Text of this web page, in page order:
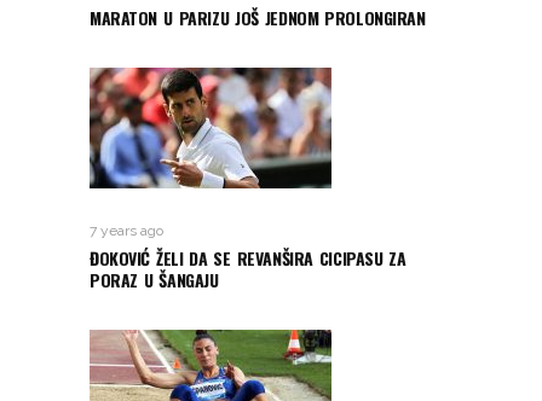
MARATON U PARIZU JOŠ JEDNOM PROLONGIRAN
7 years ago
ĐOKOVIĆ ŽELI DA SE REVANŠIRA CICIPASU ZA
PORAZ U ŠANGAJU